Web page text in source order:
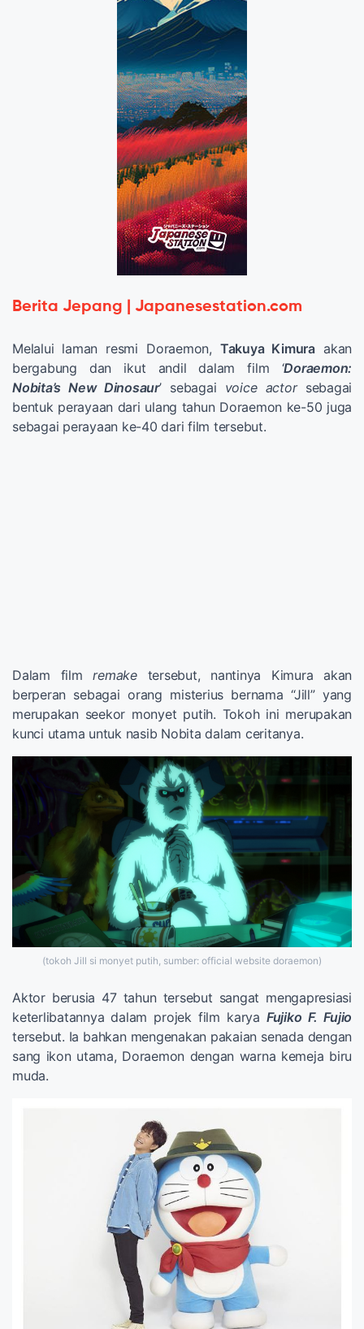
Berita Jepang | Japanesestation.com
Melalui laman resmi Doraemon, Takuya Kimuraakan
bergabung dan ikut andil dalam film ‘Doraemon:
Nobita’s New Dinosaur’ sebagai voice actorsebagai
bentuk perayaan dari ulang tahun Doraemon ke-50 juga
sebagai perayaan ke-40 dari film tersebut.
Dalam filmremake tersebut, nantinya Kimura akan
berperan sebagai orang misterius bernama “Jill” yang
merupakan seekor monyet putih. Tokoh ini merupakan
kunci utama untuk nasib Nobita dalam ceritanya.
(tokoh Jill si monyet putih, sumber: official website doraemon)
Aktor berusia 47 tahun tersebut sangat mengapresiasi
keterlibatannya dalam projek film karya Fujiko F. Fujio
tersebut. Ia bahkan mengenakan pakaian senada dengan
sang ikon utama, Doraemon dengan warna kemeja biru
muda.